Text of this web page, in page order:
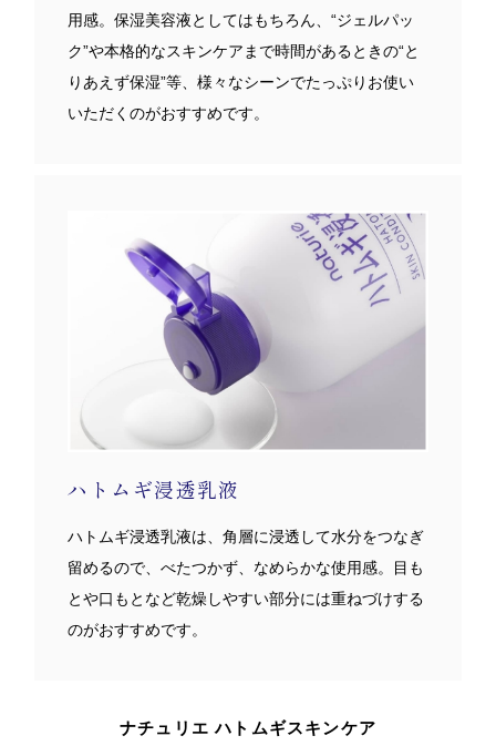
用感。保湿美容液としてはもちろん、“ジェルパッ
ク”や本格的なスキンケアまで時間があるときの“と
りあえず保湿”等、様々なシーンでたっぷりお使い
いただくのがおすすめです。
ハトムギ浸透乳液
ハトムギ浸透乳液は、角層に浸透して水分をつなぎ
留めるので、べたつかず、なめらかな使用感。目も
とや口もとなど乾燥しやすい部分には重ねづけする
のがおすすめです。
ナチュリエ ハトムギスキンケア